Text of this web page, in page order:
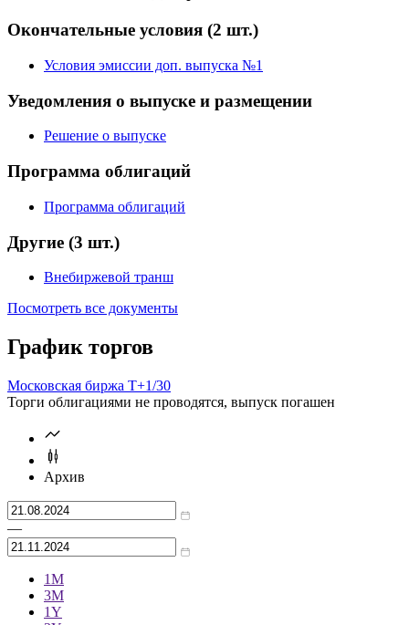
Окончательные условия (2 шт.)
Условия эмиссии доп. выпуска №1
Уведомления о выпуске и размещении
Решение о выпуске
Программа облигаций
Программа облигаций
Другие (3 шт.)
Внебиржевой транш
Посмотреть все документы
График торгов
Московская биржа Т+1/30
Торги облигациями не проводятся, выпуск погашен
Архив
—
1М
3М
1Y